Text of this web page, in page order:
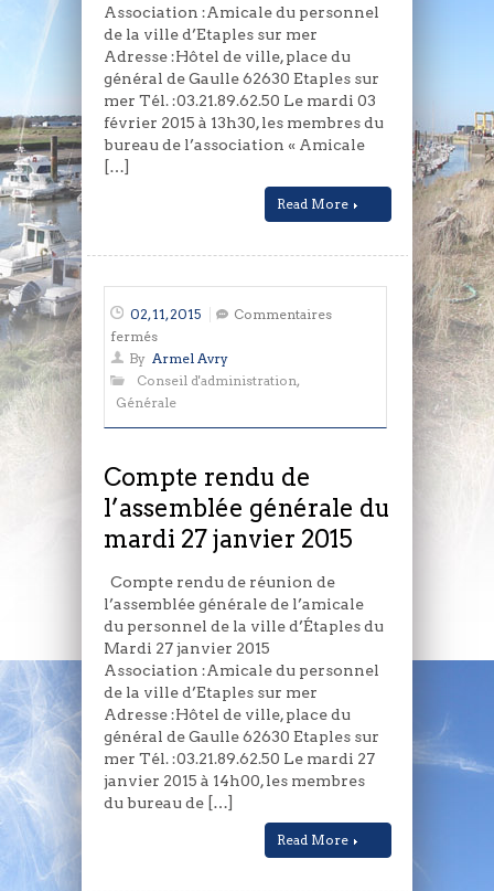
Association :Amicale du personnel
de la ville d’Etaples sur mer
Adresse :Hôtel de ville, place du
général de Gaulle 62630 Etaples sur
mer Tél. :03.21.89.62.50 Le mardi 03
février 2015 à 13h30, les membres du
bureau de l’association « Amicale
[…]
Read More
02, 11, 2015
Commentaires
ferméssur
Compte
rendu
de
l’assemblée
mardi
27
janvier
By Armel Avry
Conseil d'administration,
Générale
Compte rendu de
l’assemblée générale du
mardi 27 janvier 2015
Compte rendu de réunion de
l’assemblée générale de l’amicale
du personnel de la ville d’Étaples du
Mardi 27 janvier 2015
Association :Amicale du personnel
de la ville d’Etaples sur mer
Adresse :Hôtel de ville, place du
général de Gaulle 62630 Etaples sur
mer Tél. :03.21.89.62.50 Le mardi 27
janvier 2015 à 14h00, les membres
du bureau de […]
Read More